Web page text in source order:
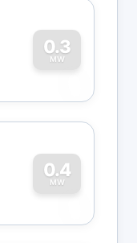
0.3
MW
0
0.4
MW
0